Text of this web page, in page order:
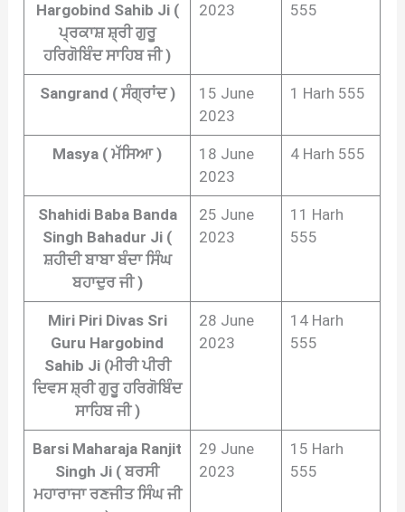
Hargobind Sahib Ji (
ਪ੍ਰਕਾਸ਼ ਸ਼੍ਰੀ ਗੁਰੂ
ਹਰਿਗੋਬਿੰਦ ਸਾਹਿਬ ਜੀ )
2023
555
Sangrand ( ਸੰਗ੍ਰਾਂਦ )
15 June
2023
1 Harh 555
Masya ( ਮੱਸਿਆ )
18 June
2023
4 Harh 555
Shahidi Baba Banda
Singh Bahadur Ji (
ਸ਼ਹੀਦੀ ਬਾਬਾ ਬੰਦਾ ਸਿੰਘ
ਬਹਾਦੁਰ ਜੀ )
25 June
2023
11 Harh
555
Miri Piri Divas Sri
Guru Hargobind
Sahib Ji (ਮੀਰੀ ਪੀਰੀ
ਦਿਵਸ ਸ਼੍ਰੀ ਗੁਰੂ ਹਰਿਗੋਬਿੰਦ
ਸਾਹਿਬ ਜੀ )
28 June
2023
14 Harh
555
Barsi Maharaja Ranjit
Singh Ji ( ਬਰਸੀ
ਮਹਾਰਾਜਾ ਰਣਜੀਤ ਸਿੰਘ ਜੀ
29 June
2023
15 Harh
555